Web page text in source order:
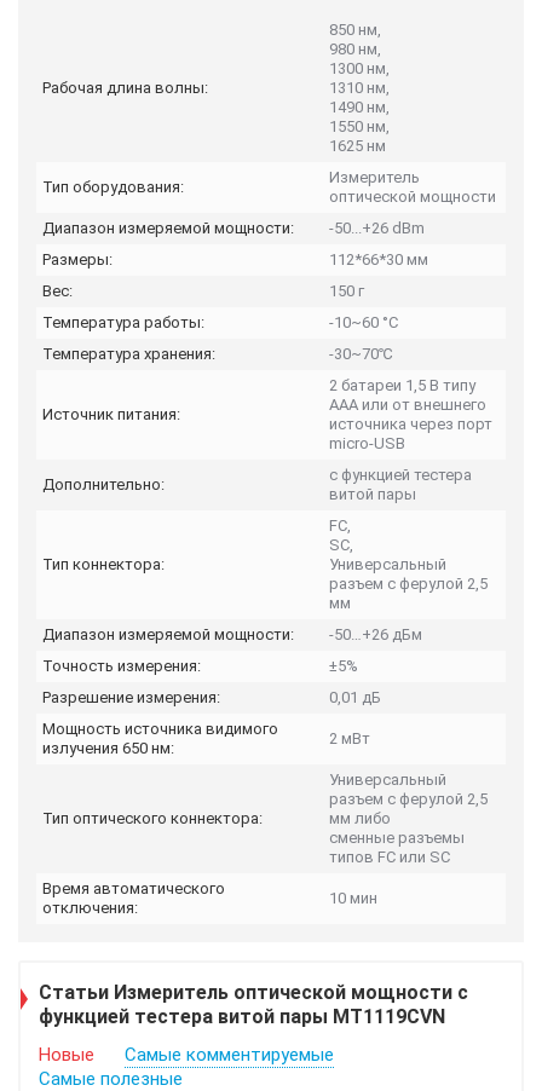
Рабочая длина волны:
850 нм,
980 нм,
1300 нм,
1310 нм,
1490 нм,
1550 нм,
1625 нм
Тип оборудования:
Измеритель
оптической мощности
Диапазон измеряемой мощности:
-50...+26 dBm
Размеры:
112*66*30 мм
Вес:
150 г
Температура работы:
-10~60 °C
Температура хранения:
-30~70℃
Источник питания:
2 батареи 1,5 В типу
ААА или от внешнего
источника через порт
micro-USB
Дополнительно:
с функцией тестера
витой пары
Тип коннектора:
FC,
SC,
Универсальный
разъем с ферулой 2,5
мм
Диапазон измеряемой мощности:
-50…+26 дБм
Точность измерения:
±5%
Разрешение измерения:
0,01 дБ
Мощность источника видимого
излучения 650 нм:
2 мВт
Тип оптического коннектора:
Универсальный
разъем с ферулой 2,5
мм либо
сменные разъемы
типов FC или SC
Время автоматического
отключения:
10 мин
Статьи Измеритель оптической мощности с
функцией тестера витой пары MT1119CVN
Новые
Самые комментируемые
Самые полезные